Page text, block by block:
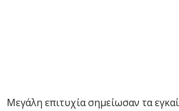
Μεγάλη επιτυχία σημείωσαν τα